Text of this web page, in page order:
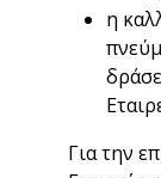
η
Για την